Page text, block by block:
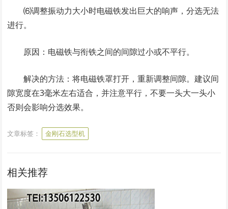
⑹调整振动力大小时电磁铁发出巨大的响声，分选无法
进行。
原因：电磁铁与衔铁之间的间隙过小或不平行。
解决的方法：将电磁铁罩打开，重新调整间隙。建议间
隙宽度在3毫米左右适合，并注意平行，不要一头大一头小
否则会影响分选效果。
文章标签： 金刚石选型机
相关推荐